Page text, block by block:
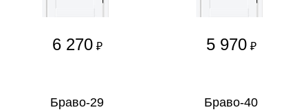
6 270 ₽ 5 970 ₽
Браво-29 Браво-40